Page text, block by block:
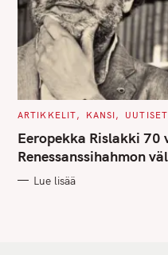
C
T
E
G
O
I
ARTIKKELIT KANSI UUTISET
Eeropekka Rislakki 70
Renessanssihahmon
Lue lisää